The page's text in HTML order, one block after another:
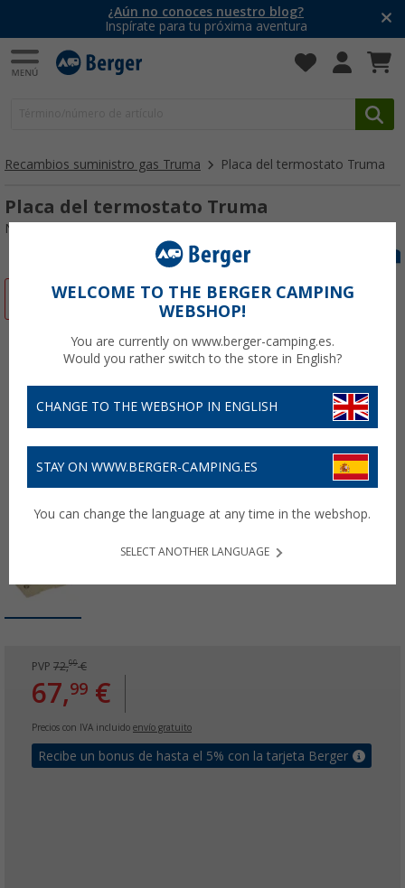
¿Aún no conoces nuestro blog?
Inspírate para tu próxima aventura
Recambios suministro gas Truma Placa del termostato Truma
Placa del termostato Truma
Nº de artículo 105553
-6%
PVP 72,99€
67,99 €
Precios con IVA incluido envío gratuito
Recibe un bonus de hasta el 5% con la tarjeta Berger
WELCOME TO THE BERGER CAMPING
WEBSHOP!
You are currently on www.berger-camping.es.
Would you rather switch to the store in English?
CHANGE TO THE WEBSHOP IN ENGLISH
STAY ON WWW.BERGER-CAMPING.ES
You can change the language at any time in the webshop.
SELECT ANOTHER LANGUAGE